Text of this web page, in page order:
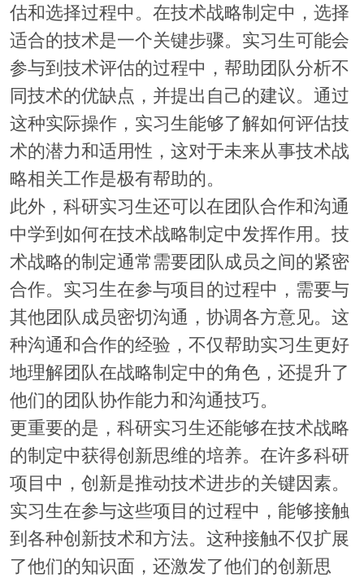
估和选择过程中。在技术战略制定中，选择
适合的技术是一个关键步骤。实习生可能会
参与到技术评估的过程中，帮助团队分析不
同技术的优缺点，并提出自己的建议。通过
这种实际操作，实习生能够了解如何评估技
术的潜力和适用性，这对于未来从事技术战
略相关工作是极有帮助的。
此外，科研实习生还可以在团队合作和沟通
中学到如何在技术战略制定中发挥作用。技
术战略的制定通常需要团队成员之间的紧密
合作。实习生在参与项目的过程中，需要与
其他团队成员密切沟通，协调各方意见。这
种沟通和合作的经验，不仅帮助实习生更好
地理解团队在战略制定中的角色，还提升了
他们的团队协作能力和沟通技巧。
更重要的是，科研实习生还能够在技术战略
的制定中获得创新思维的培养。在许多科研
项目中，创新是推动技术进步的关键因素。
实习生在参与这些项目的过程中，能够接触
到各种创新技术和方法。这种接触不仅扩展
了他们的知识面，还激发了他们的创新思